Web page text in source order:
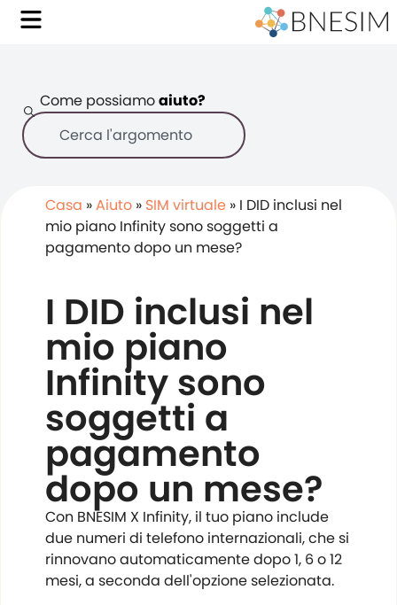
Come possiamoaiuto?
Casa »Aiuto » SIM virtuale » I DID inclusi nel
mio piano Infinity sono soggetti a
pagamento dopo un mese?
I DID inclusi nel
mio piano
Infinity sono
soggetti a
pagamento
dopo un mese?
Con BNESIM X Infinity, il tuo piano include
due numeri di telefono internazionali, che si
rinnovano automaticamente dopo 1, 6 o 12
mesi, a seconda dell'opzione selezionata.